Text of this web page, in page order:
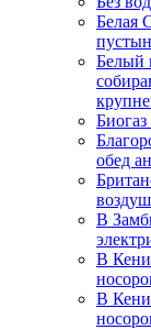
Белая
Белый
обед
В
В
В